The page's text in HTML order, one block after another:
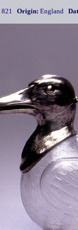
821 Origin: England